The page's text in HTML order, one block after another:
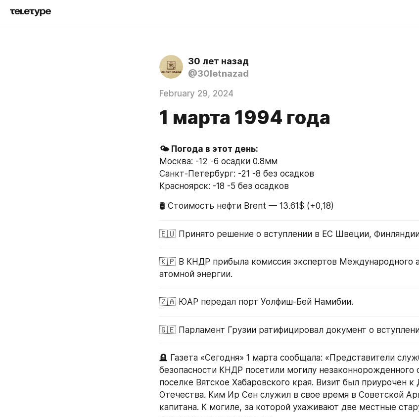
30 лет назад
@30letnazad
February 29, 2024
1 марта 1994 года
Москва: -12 -6 осадки 0.8мм
Санкт-Петербург: -21 -8 без осадков
Красноярск: -18 -5 без осадков
🛢 Стоимость нефти Brent — 13.61$ (+0,18)
🇪🇺 Принято решение о вступлении в ЕС Швеции,
🇰🇵 В КНДР прибыла комиссия экспертов Международного
атомной энергии.
🇿🇦 ЮАР передал порт Уолфиш-Бей Намибии.
🇬🇪 Парламент Грузии ратифицировал документ о
🪦 Газета «Сегодня» 1 марта сообщала: «Представители
безопасности КНДР посетили могилу
поселке Вятское Хабаровского края. Визит был приурочен
Отечества. Ким Ир Сен служил в свое время в Советской
капитана. К могиле, за которой ухаживают две местные